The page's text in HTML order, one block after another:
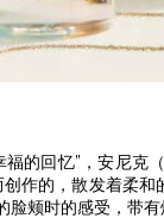
的回忆”，安尼克
作的，散发着柔
颊时的感受，带有